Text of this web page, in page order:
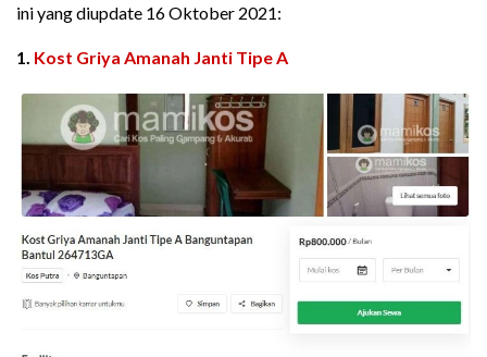
ini yang diupdate 16 Oktober 2021:
1. Kost Griya Amanah Janti Tipe A